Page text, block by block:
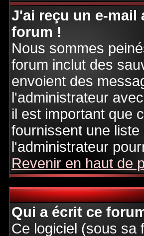
J'ai reçu un e-mail
forum !
Nous sommes
forum inclut des
envoient des
l'administrateur
il est important que
fournissent une
l'administrateur
Revenir en haut de
Qui a écrit ce
Ce logiciel (sous sa